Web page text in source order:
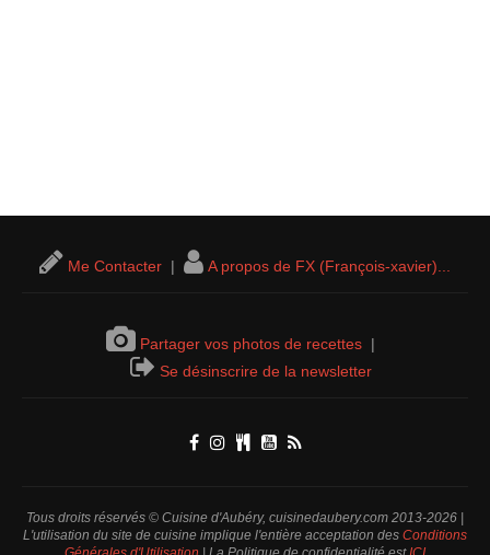
Me Contacter | A propos de FX (François-xavier)...
Partager vos photos de recettes |
Se désinscrire de la newsletter
Tous droits réservés © Cuisine d'Aubéry, cuisinedaubery.com 2013-2026 |
L'utilisation du site de cuisine implique l'entière acceptation des Conditions